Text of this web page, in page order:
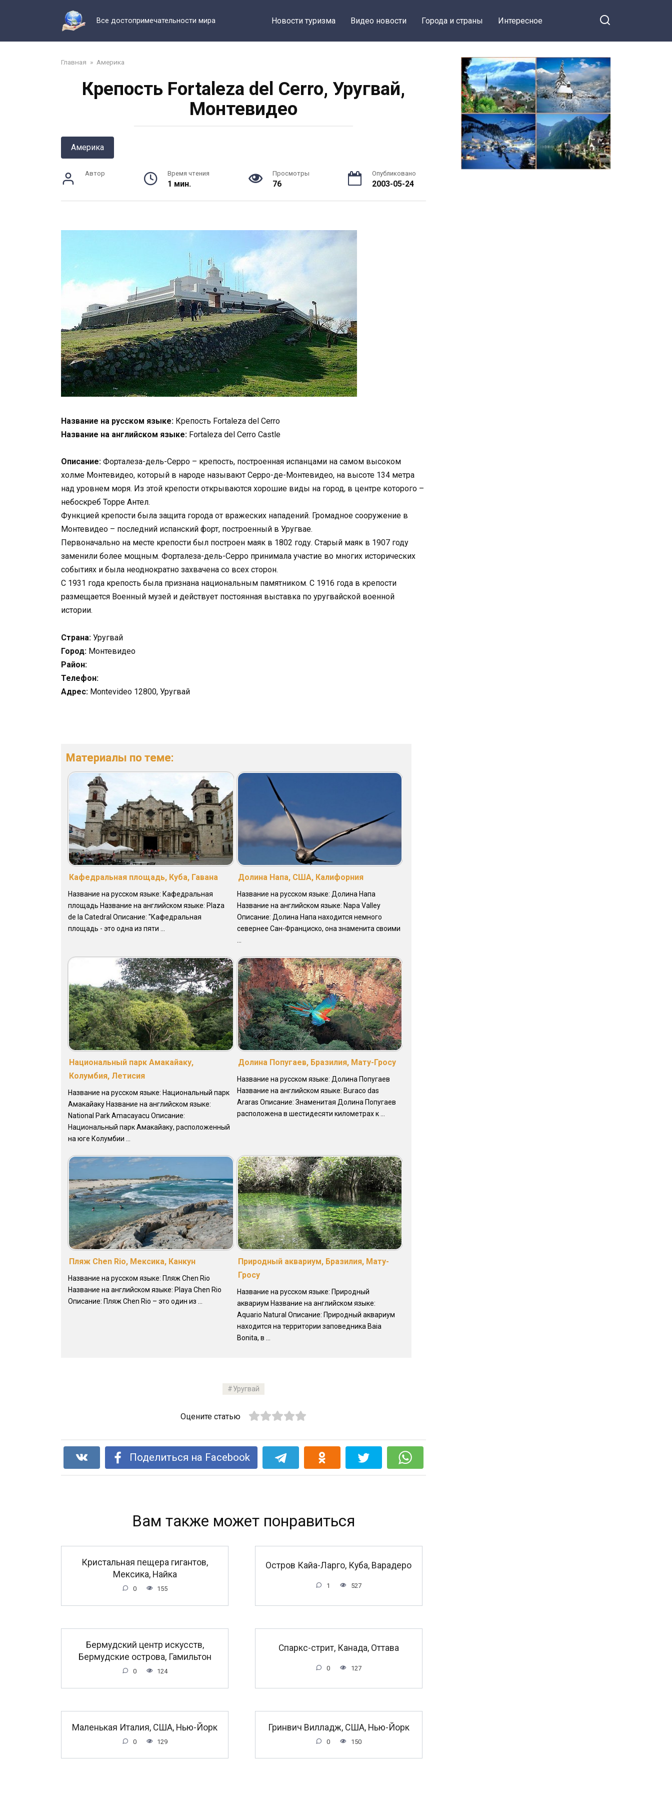
Все достопримечательности мира Новости туризма Видео новости Города и страны Интересное
Главная » Америка
Крепость Fortaleza del Cerro, Уругвай,
Монтевидео
Америка
Автор Время чтения
1 мин.
Просмотры
76
Опубликовано
2003-05-24
Название на русском языке: Крепость Fortaleza del Cerro
Название на английском языке: Fortaleza del Cerro Castle
Описание: Форталеза-дель-Серро – крепость, построенная испанцами на самом высоком
холме Монтевидео, который в народе называют Серро-де-Монтевидео, на высоте 134 метра
над уровнем моря. Из этой крепости открываются хорошие виды на город, в центре которого –
небоскреб Торре Антел.
Функцией крепости была защита города от вражеских нападений. Громадное сооружение в
Монтевидео – последний испанский форт, построенный в Уругвае.
Первоначально на месте крепости был построен маяк в 1802 году. Старый маяк в 1907 году
заменили более мощным. Форталеза-дель-Серро принимала участие во многих исторических
событиях и была неоднократно захвачена со всех сторон.
С 1931 года крепость была признана национальным памятником. С 1916 года в крепости
размещается Военный музей и действует постоянная выставка по уругвайской военной
истории.
Страна: Уругвай
Город: Монтевидео
Район:
Телефон:
Адрес: Montevideo 12800, Уругвай
Материалы по теме:
Кафедральная площадь, Куба, Гавана
Название на русском языке: Кафедральная
площадь Название на английском языке: Plaza
de la Catedral Описание: "Кафедральная
площадь - это одна из пяти ...
Долина Напа, США, Калифорния
Название на русском языке: Долина Напа
Название на английском языке: Napa Valley
Описание: Долина Напа находится немного
севернее Сан-Франциско, она знаменита своими
Национальный парк Амакайаку,
Колумбия, Летисия
Название на русском языке: Национальный парк
Амакайаку Название на английском языке:
National Park Amacayacu Описание:
Национальный парк Амакайаку, расположенный
на юге Колумбии ...
Долина Попугаев, Бразилия, Мату-Гросу
Название на русском языке: Долина Попугаев
Название на английском языке: Buraco das
Araras Описание: Знаменитая Долина Попугаев
расположена в шестидесяти километрах к ...
Пляж Chen Rio, Мексика, Канкун
Название на русском языке: Пляж Chen Rio
Название на английском языке: Playa Chen Rio
Описание: Пляж Chen Rio – это один из ...
Природный аквариум, Бразилия, Мату-
Гросу
Название на русском языке: Природный
аквариум Название на английском языке:
Aquario Natural Описание: Природный аквариум
находится на территории заповедника Baia
Bonita, в ...
Уругвай
Оцените статью
Поделиться на Facebook
Вам также может понравиться
Кристальная пещера гигантов,
Мексика, Найка
0 155
Остров Кайа-Ларго, Куба, Варадеро
1 527
Бермудский центр искусств,
Бермудские острова, Гамильтон
0 124
Спаркс-стрит, Канада, Оттава
0 127
Маленькая Италия, США, Нью-Йорк
0 129
Гринвич Вилладж, США, Нью-Йорк
0 150